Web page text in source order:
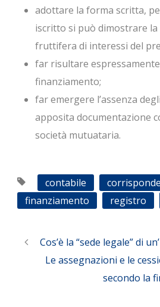
adottare la forma scritta,
iscritto si può dimostrare
fruttifera di interessi del
far risultare
finanziamento;
far emergere l’assenza
apposita documentazione
società mutuataria.
contabile
finanziamento
registro
Cos’è la “sede legale” di
Le assegnazioni e le
secondo la